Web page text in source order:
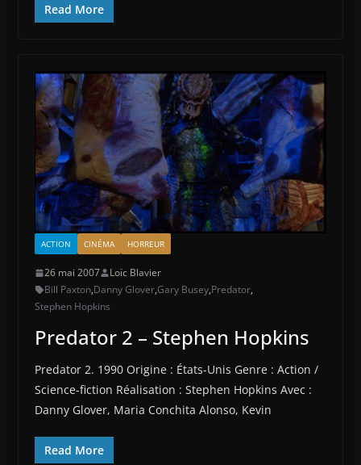
Read More
ACTION CINÉMA HORREUR
26 mai 2007
Loïc Blavier
Bill Paxton,Danny Glover,Gary Busey,Predator,
Stephen Hopkins
Predator 2 – Stephen Hopkins
Predator 2. 1990 Origine : États-Unis Genre : Action /
Science-fiction Réalisation : Stephen Hopkins Avec :
Danny Glover, Maria Conchita Alonso, Kevin
Read More